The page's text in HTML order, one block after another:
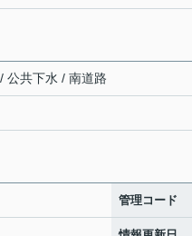
公共下水 / 南道路
管理コード